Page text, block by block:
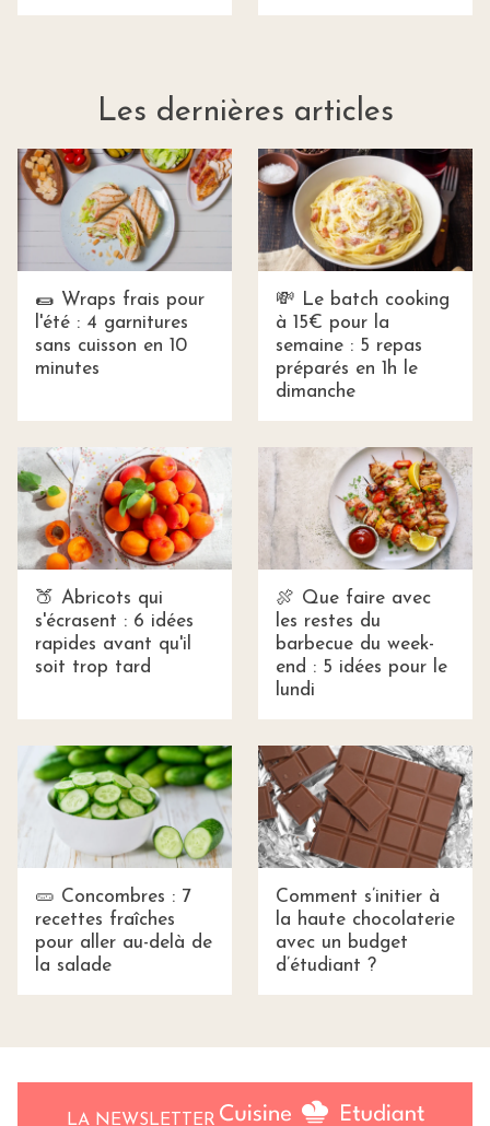
Les dernières articles
🌯 Wraps frais pour
l'été : 4 garnitures
sans cuisson en 10
minutes
💸 Le batch cooking
à 15€ pour la
semaine : 5 repas
préparés en 1h le
dimanche
🍑 Abricots qui
s'écrasent : 6 idées
rapides avant qu'il
soit trop tard
🍖 Que faire avec
les restes du
barbecue du week-
end : 5 idées pour le
lundi
🥒 Concombres : 7
recettes fraîches
pour aller au-delà de
la salade
Comment s’initier à
la haute chocolaterie
avec un budget
d’étudiant ?
LA NEWSLETTER